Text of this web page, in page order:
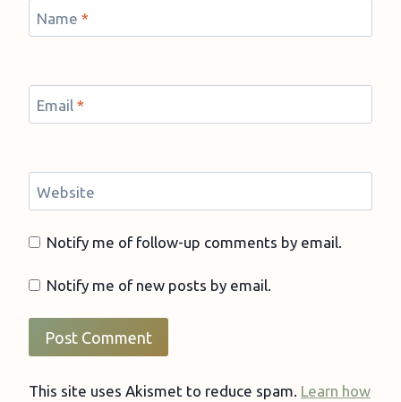
Name *
Email *
Website
Notify me of follow-up comments by email.
Notify me of new posts by email.
This site uses Akismet to reduce spam. Learn how